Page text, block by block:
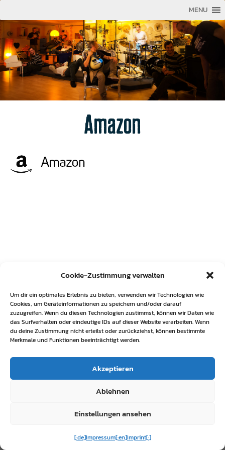
Cookie-Zustimmung verwalten
Um dir ein optimales Erlebnis zu bieten, verwenden wir Technologien wie
Cookies, um Geräteinformationen zu speichern und/oder darauf
zuzugreifen. Wenn du diesen Technologien zustimmst, können wir Daten wie
das Surfverhalten oder eindeutige IDs auf dieser Website verarbeiten. Wenn
du deine Zustimmung nicht erteilst oder zurückziehst, können bestimmte
Merkmale und Funktionen beeinträchtigt werden.
Akzeptieren
Ablehnen
Einstellungen ansehen
[:de]Impressum[:en]Imprint[:]
MENU
Amazon